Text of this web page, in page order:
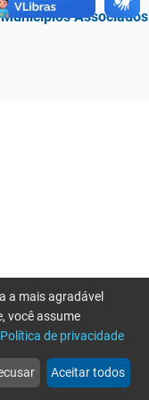
Associados
web
Notícias
more_horiz
Mais
a mais agradável
você assume
de privacidade
Aceitar todos
novamente